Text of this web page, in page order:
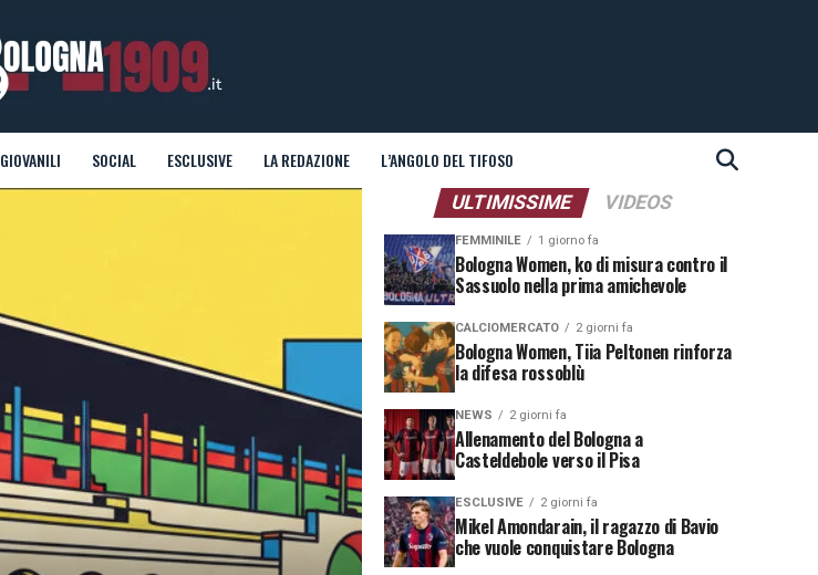
GIOVANILI SOCIAL ESCLUSIVE LA REDAZIONE L’ANGOLO DEL TIFOSO
ULTIMISSIME VIDEOS
FEMMINILE 1 giorno fa
Bologna Women, ko di misura contro il
Sassuolo nella prima amichevole
CALCIOMERCATO 2 giorni fa
Bologna Women, Tiia Peltonen rinforza
la difesa rossoblù
NEWS 2 giorni fa
Allenamento del Bologna a
Casteldebole verso il Pisa
ESCLUSIVE 2 giorni fa
Mikel Amondarain, il ragazzo di Bavio
che vuole conquistare Bologna